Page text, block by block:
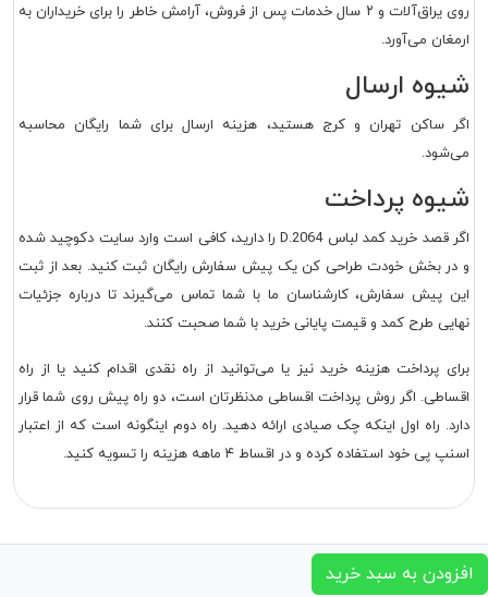
روی یراق‌آلات و ۲ سال خدمات پس از فروش، آرامش خاطر را برای خریداران به
ارمغان می‌آورد.
شیوه ارسال
اگر ساکن تهران و کرج هستید، هزینه ارسال برای شما رایگان محاسبه
می‌شود.
شیوه پرداخت
اگر قصد خرید کمد لباس D.2064 را دارید، کافی است وارد سایت دکوچید شده
و در بخش خودت طراحی کن یک پیش سفارش رایگان ثبت کنید. بعد از ثبت
این پیش سفارش، کارشناسان ما با شما تماس می‌گیرند تا درباره جزئیات
نهایی طرح کمد و قیمت پایانی خرید با شما صحبت کنند.
برای پرداخت هزینه خرید نیز یا می‌توانید از راه نقدی اقدام کنید یا از راه
اقساطی. اگر روش پرداخت اقساطی مدنظرتان است، دو راه پیش روی شما قرار
دارد. راه اول اینکه چک صیادی ارائه دهید. راه دوم اینگونه است که از اعتبار
اسنپ پی خود استفاده کرده و در اقساط ۴ ماهه هزینه را تسویه کنید.
افزودن به سبد خرید